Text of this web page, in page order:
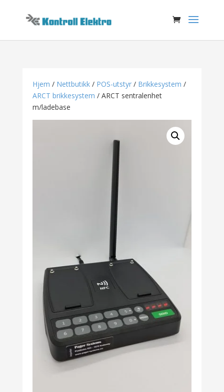
Hjem / Nettbutikk/ POS-utstyr/ Brikkesystem /
ARCT brikkesystem / ARCT sentralenhet
m/ladebase